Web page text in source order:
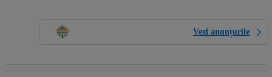
Vezi anunțurile